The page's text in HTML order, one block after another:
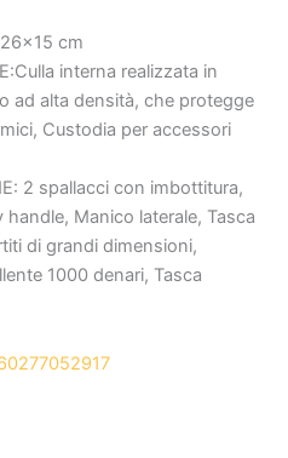
cm
interna realizzata in
ad alta densità, che protegge
Custodia per accessori
2 spallacci con imbottitura,
Manico laterale, Tasca
di grandi dimensioni,
1000 denari, Tasca